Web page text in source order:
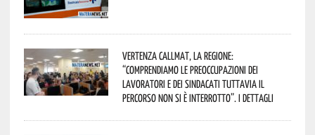
Vertenza CallMat, la Regione:
“comprendiamo le preoccupazioni dei
lavoratori e dei sindacati tuttavia il
percorso non si è interrotto”. I dettagli